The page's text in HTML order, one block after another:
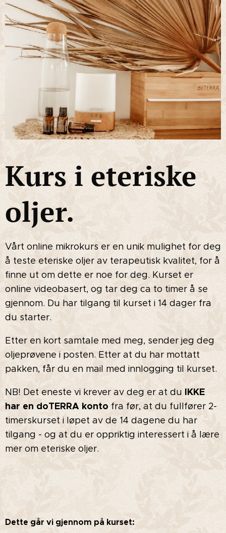
Kurs i eteriske
oljer.
Vårt online mikrokurs er en unik mulighet for deg
å teste eteriske oljer av terapeutisk kvalitet, for å
finne ut om dette er noe for deg. Kurset er
online videobasert, og tar deg ca to timer å se
gjennom. Du har tilgang til kurset i 14 dager fra
du starter.
Etter en kort samtale med meg, sender jeg deg
oljeprøvene i posten. Etter at du har mottatt
pakken, får du en mail med innlogging til kurset.
NB! Det eneste vi krever av deg er at duIKKE
har en doTERRA kontofra før, at du fullfører 2-
timerskurset i løpet av de 14 dagene du har
tilgang - og at du er oppriktig interessert i å lære
mer om eteriske oljer.
Dette går vi gjennom på kurset: